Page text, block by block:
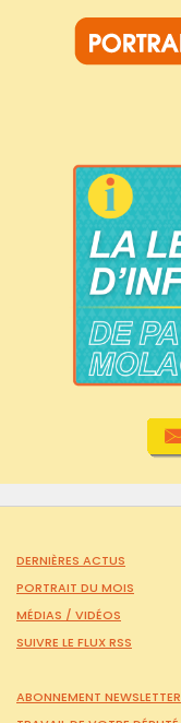
DERNIÈRES ACTUS
PORTRAIT DU MOIS
MÉDIAS / VIDÉOS
SUIVRE LE FLUX RSS
ABONNEMENT NEWSLETTER